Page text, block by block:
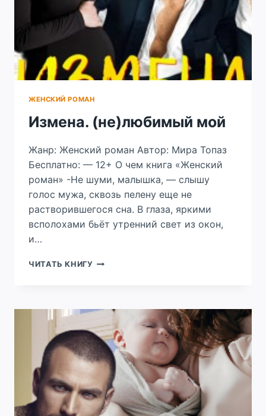
ЖЕНСКИЙ РОМАН
Измена. (не)любимый мой
Жанр: Женский роман Автор: Мира Топаз
Бесплатно: — 12+ О чем книга «Женский
роман» -Не шуми, малышка, — слышу
голос мужа, сквозь пелену еще не
растворившегося сна. В глаза, яркими
всполохами бьёт утренний свет из окон,
и…
ЧИТАТЬ КНИГУ ИЗМЕНА.